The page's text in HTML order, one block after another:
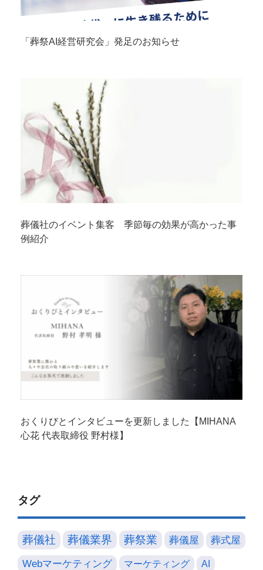
「葬祭AI経営研究会」発足のお知らせ
葬儀社のイベント集客 季節毎の効果が高かった事
例紹介
おくりびとインタビューを更新しました【MIHANA
心花 代表取締役 野村様】
タグ
葬儀社 葬儀業界 葬祭業 葬儀屋 葬式屋
Webマーケティング マーケティング AI